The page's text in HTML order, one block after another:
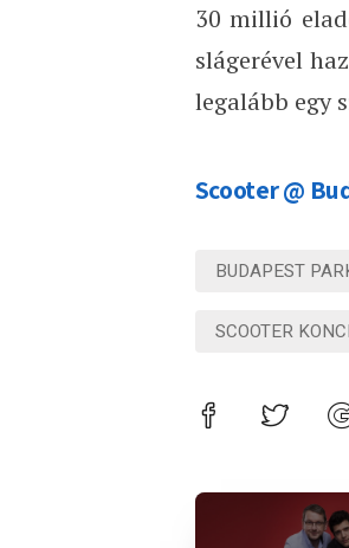
30 millió
slágerével
legalább egy
Scooter @
BUDAPEST
SCOOTER